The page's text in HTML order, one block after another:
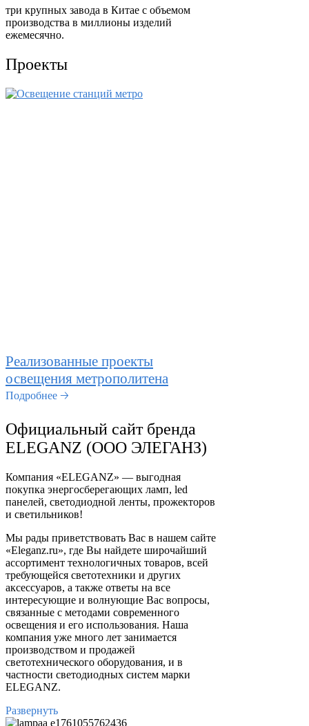
три крупных завода в Китае с объемом
производства в миллионы изделий
ежемесячно.
Проекты
Реализованные проекты
освещения метрополитена
Подробнее 🡢
Официальный сайт бренда
ELEGANZ (ООО ЭЛЕГАНЗ)
Компания «ELEGANZ» — выгодная
покупка энергосберегающих ламп, led
панелей, светодиодной ленты, прожекторов
и светильников!
Мы рады приветствовать Вас в нашем сайте
«Eleganz.ru», где Вы найдете широчайший
ассортимент технологичных товаров, всей
требующейся светотехники и других
аксессуаров, а также ответы на все
интересующие и волнующие Вас вопросы,
связанные с методами современного
освещения и его использования. Наша
компания уже много лет занимается
производством и продажей
светотехнического оборудования, и в
частности светодиодных систем марки
ELEGANZ.
Развернуть